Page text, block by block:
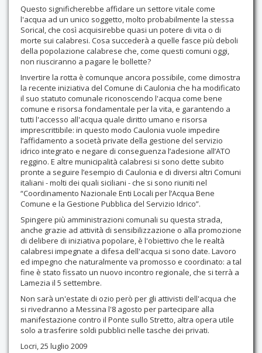
Questo significherebbe affidare un settore vitale come
l'acqua ad un unico soggetto, molto probabilmente la stessa
Sorical, che così acquisirebbe quasi un potere di vita o di
morte sui calabresi. Cosa succederà a quelle fasce più deboli
della popolazione calabrese che, come questi comuni oggi,
non riusciranno a pagare le bollette?
Invertire la rotta è comunque ancora possibile, come dimostra
la recente iniziativa del Comune di Caulonia che ha modificato
il suo statuto comunale riconoscendo l'acqua come bene
comune e risorsa fondamentale per la vita, e garantendo a
tutti l'accesso all'acqua quale diritto umano e risorsa
imprescrittibile: in questo modo Caulonia vuole impedire
l’affidamento a società private della gestione del servizio
idrico integrato e negare di conseguenza l’adesione all’ATO
reggino. E altre municipalità calabresi si sono dette subito
pronte a seguire l’esempio di Caulonia e di diversi altri Comuni
italiani - molti dei quali siciliani - che si sono riuniti nel
“Coordinamento Nazionale Enti Locali per l’Acqua Bene
Comune e la Gestione Pubblica del Servizio Idrico”.
Spingere più amministrazioni comunali su questa strada,
anche grazie ad attività di sensibilizzazione o alla promozione
di delibere di iniziativa popolare, è l'obiettivo che le realtà
calabresi impegnate a difesa dell'acqua si sono date. Lavoro
ed impegno che naturalmente va promosso e coordinato: a tal
fine è stato fissato un nuovo incontro regionale, che si terrà a
Lamezia il 5 settembre.
Non sarà un'estate di ozio però per gli attivisti dell'acqua che
si rivedranno a Messina l'8 agosto per partecipare alla
manifestazione contro il Ponte sullo Stretto, altra opera utile
solo a trasferire soldi pubblici nelle tasche dei privati.
Locri, 25 luglio 2009